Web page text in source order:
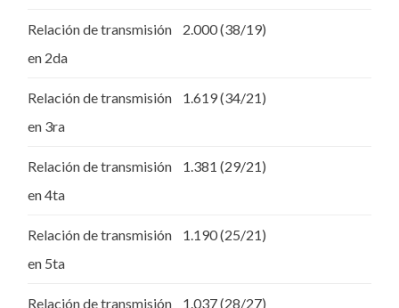
Relación de transmisión
en 2da
2.000 (38/19)
Relación de transmisión
en 3ra
1.619 (34/21)
Relación de transmisión
en 4ta
1.381 (29/21)
Relación de transmisión
en 5ta
1.190 (25/21)
Relación de transmisión
1.037 (28/27)